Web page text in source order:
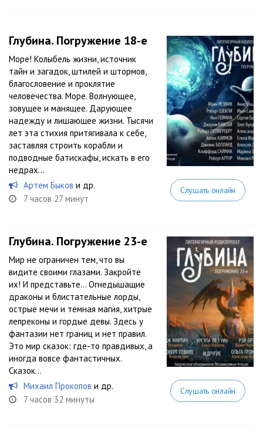
Глубина. Погружение 18-е
Море! Колыбель жизни, источник
тайн и загадок, штилей и штормов,
благословение и проклятие
человечества. Море. Волнующее,
зовущее и манящее. Дарующее
надежду и лишающее жизни. Тысячи
лет эта стихия притягивала к себе,
заставляя строить корабли и
подводные батискафы, искать в его
недрах...
Артем Быков и др.
7 часов 27 минут
Слушать онлайн
Глубина. Погружение 23-е
Мир не ограничен тем, что вы
видите своими глазами. Закройте
их! И представьте… Огнедышащие
драконы и блистательные лорды,
острые мечи и темная магия, хитрые
лепреконы и гордые девы. Здесь у
фантазии нет границ и нет правил.
Это мир сказок: где-то правдивых, а
иногда вовсе фантастичных.
Сказок...
Михаил Прокопов и др.
7 часов 32 минуты
Слушать онлайн